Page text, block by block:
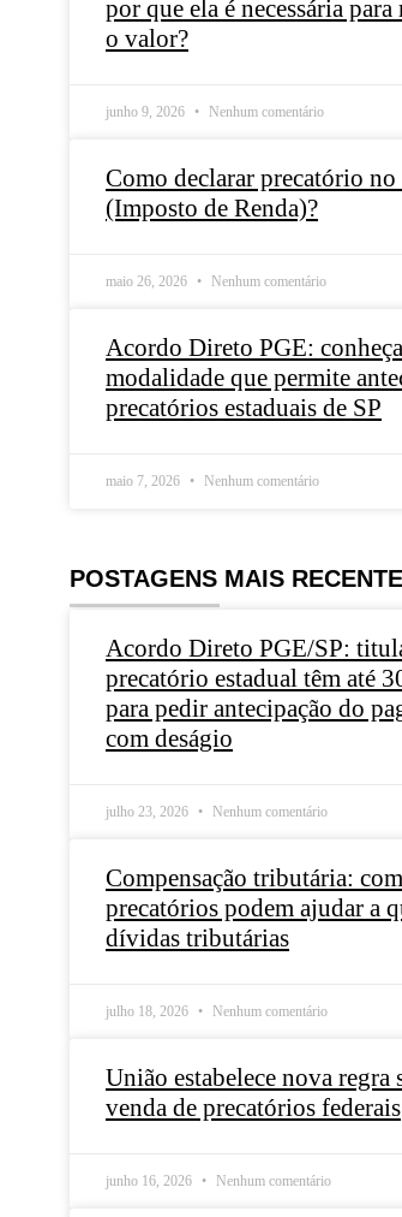
por que ela é necessária para
o valor?
junho 9, 2026 Nenhum comentário
Como declarar precatório
(Imposto de Renda)?
maio 26, 2026 Nenhum comentário
Acordo Direto PGE:
modalidade que permite
precatórios estaduais de SP
maio 7, 2026 Nenhum comentário
POSTAGENS MAIS
Acordo Direto PGE/SP:
precatório estadual têm até
para pedir antecipação do
com deságio
julho 23, 2026 Nenhum comentário
Compensação tributária:
precatórios podem ajudar a
dívidas tributárias
julho 18, 2026 Nenhum comentário
União estabelece nova regra
venda de precatórios federais
junho 16, 2026 Nenhum comentário